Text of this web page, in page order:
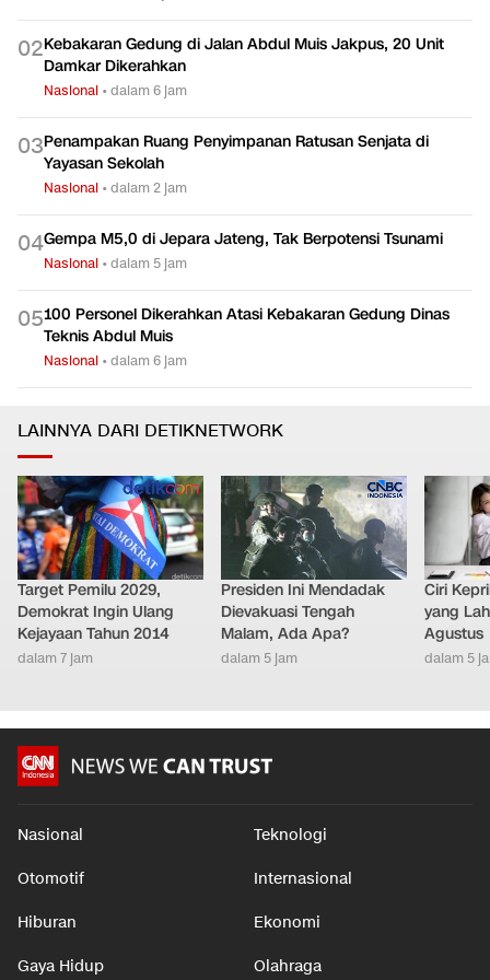
02Kebakaran Gedung di Jalan Abdul Muis Jakpus, 20 Unit
Damkar Dikerahkan
Nasional •dalam 6 jam
03Penampakan Ruang Penyimpanan Ratusan Senjata di
Yayasan Sekolah
Nasional •dalam 2 jam
04Gempa M5,0 di Jepara Jateng, Tak Berpotensi Tsunami
Nasional •dalam 5 jam
05100 Personel Dikerahkan Atasi Kebakaran Gedung Dinas
Teknis Abdul Muis
Nasional •dalam 6 jam
LAINNYA DARI DETIKNETWORK
Target Pemilu 2029,
Demokrat Ingin Ulang
Kejayaan Tahun 2014
dalam 7 jam
Presiden Ini Mendadak
Dievakuasi Tengah
Malam, Ada Apa?
dalam 5 jam
Ciri
yang
Agustus
dalam 5
Nasional Teknologi
Otomotif Internasional
Hiburan Ekonomi
Gaya Hidup Olahraga